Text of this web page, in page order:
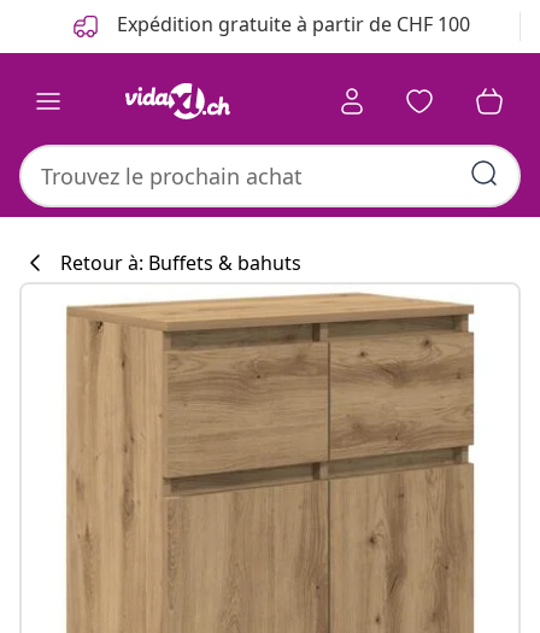
Précédent Expédition gratuite à partir de CHF 100
Retour à: Buffets & bahuts